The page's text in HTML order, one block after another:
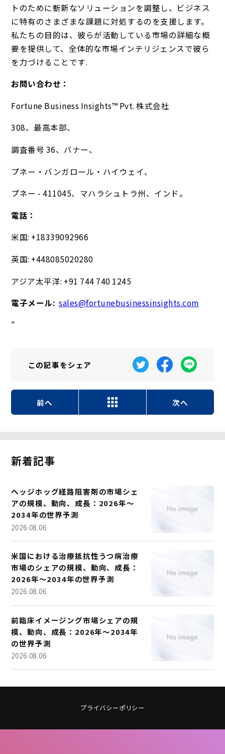
トのために斬新なソリューションを調整し、ビジネス
に特有のさまざまな課題に対処するのを支援します。
私たちの目的は、彼らが活動している市場の詳細な概
要を提供して、全体的な市場インテリジェンスで彼ら
を力づけることです.
お問い合わせ：
Fortune Business Insights™ Pvt. 株式会社
308、最高本部、
調査番号 36、バナー、
プネー・バンガロール・ハイウェイ、
プネー - 411045、マハラシュトラ州、インド。
電話：
米国: +18339092966
英国: +448085020280
アジア太平洋: +91 744 740 1245
電子メール: sales@fortunebusinessinsights.com
"
この記事をシェア
前へ 次へ
新着記事
ヘッジホッグ経路阻害剤の市場シェ
アの規模、動向、成長：2026年～
2034年の世界予測
2026.08.06
米国における治療抵抗性うつ病治療
市場のシェアの規模、動向、成長：
2026年～2034年の世界予測
2026.08.06
前臨床イメージング市場シェアの規
模、動向、成長：2026年～2034年
の世界予測
2026.08.06
プライバシーポリシー